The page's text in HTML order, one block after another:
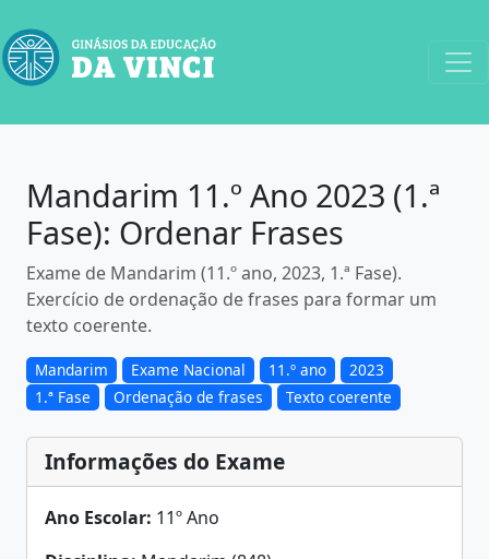
Mandarim 11.º Ano 2023 (1.ª
Fase): Ordenar Frases
Exame de Mandarim (11.º ano, 2023, 1.ª Fase).
Exercício de ordenação de frases para formar um
texto coerente.
Mandarim Exame Nacional 11.º ano
2023
1.ª Fase
Ordenação de frases Texto coerente
Informações do Exame
Ano Escolar: 11º Ano